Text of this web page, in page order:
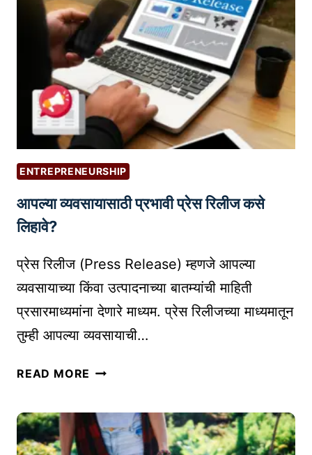
ENTREPRENEURSHIP
आपल्या व्यवसायासाठी प्रभावी प्रेस रिलीज कसे
लिहावे?
प्रेस रिलीज (Press Release) म्हणजे आपल्या
व्यवसायाच्या किंवा उत्पादनाच्या बातम्यांची माहिती
प्रसारमाध्यमांना देणारे माध्यम. प्रेस रिलीजच्या माध्यमातून
तुम्ही आपल्या व्यवसायाची…
READ MORE आ
व्य